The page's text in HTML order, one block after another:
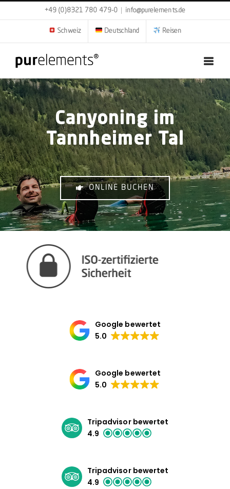
Inhalt
+49 (0)8321 780 479-0 info@purelements.de
Schweiz Deutschland Reisen
Canyoning im
Tannheimer Tal
ONLINE BUCHEN
Google bewertet
5.0
Google bewertet
5.0
Tripadvisor bewertet
4.9
Tripadvisor bewertet
4.9